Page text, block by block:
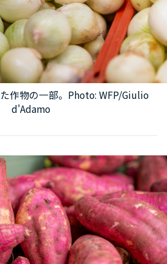
作物の一部。Photo: WFP/Giulio
d'Adamo